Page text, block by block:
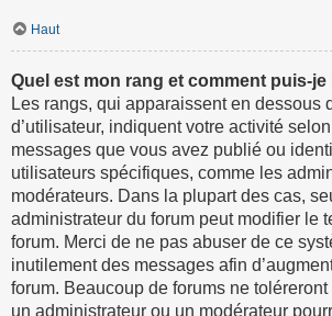
Haut
Quel est mon rang et comment puis-je
Les rangs, qui apparaissent en dessous
d’utilisateur, indiquent votre activité
messages que vous avez publié ou
utilisateurs spécifiques, comme les
modérateurs. Dans la plupart des cas,
administrateur du forum peut modifier le
forum. Merci de ne pas abuser de ce
inutilement des messages afin
forum. Beaucoup de forums ne
un administrateur ou un modérateur